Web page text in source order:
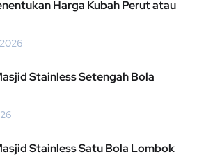
Harga Kubah Perut atau
Stainless Setengah Bola
Stainless Satu Bola Lombok